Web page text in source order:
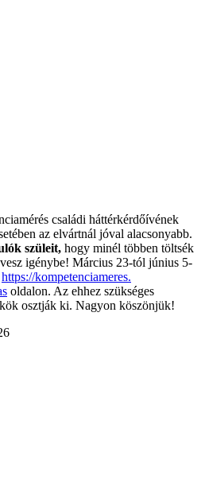
családi háttérkérdőívének
az elvártnál jóval alacsonyabb.
szüleit, hogy minél többen töltsék
igénybe! Március 23-tól június 5-
https://kompetenciameres.
oldalon. Az ehhez szükséges
osztják ki. Nagyon köszönjük!